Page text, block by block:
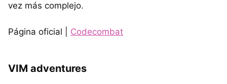
vez más complejo.
Página oficial | Codecombat
VIM adventures